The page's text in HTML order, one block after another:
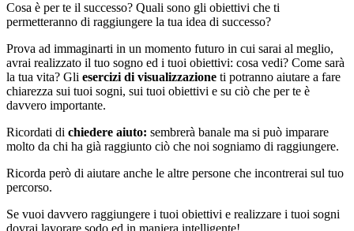
Cosa è per te il successo? Quali sono gli obiettivi che ti
permetteranno di raggiungere la tua idea di successo?
Prova ad immaginarti in un momento futuro in cui sarai al meglio,
avrai realizzato il tuo sogno ed i tuoi obiettivi: cosa vedi? Come sarà
la tua vita? Gli esercizi di visualizzazione ti potranno aiutare a fare
chiarezza sui tuoi sogni, sui tuoi obiettivi e su ciò che per te è
davvero importante.
Ricordati di chiedere aiuto: sembrerà banale ma si può imparare
molto da chi ha già raggiunto ciò che noi sogniamo di raggiungere.
Ricorda però di aiutare anche le altre persone che incontrerai sul tuo
percorso.
Se vuoi davvero raggiungere i tuoi obiettivi e realizzare i tuoi sogni